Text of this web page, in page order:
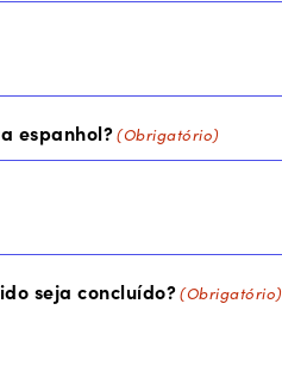
espanhol?(Obrigatório)
seja concluído?(Obrigatório)